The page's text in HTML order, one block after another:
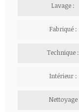
Lavage :
Fabriqué :
Technique :
Intérieur :
Nettoyage